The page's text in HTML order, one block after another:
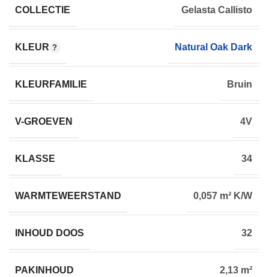
COLLECTIE Gelasta Callisto
KLEUR Natural Oak Dark
KLEURFAMILIE Bruin
V-GROEVEN 4V
KLASSE 34
WARMTEWEERSTAND 0,057 m² K/W
INHOUD DOOS 32
PAKINHOUD 2,13 m²